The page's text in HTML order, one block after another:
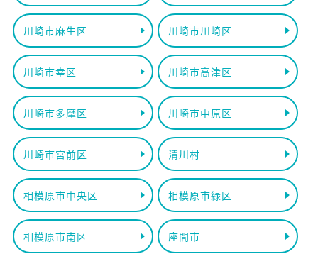
川崎市麻生区 川崎市川崎区
川崎市幸区 川崎市高津区
川崎市多摩区 川崎市中原区
川崎市宮前区 清川村
相模原市中央区 相模原市緑区
相模原市南区 座間市